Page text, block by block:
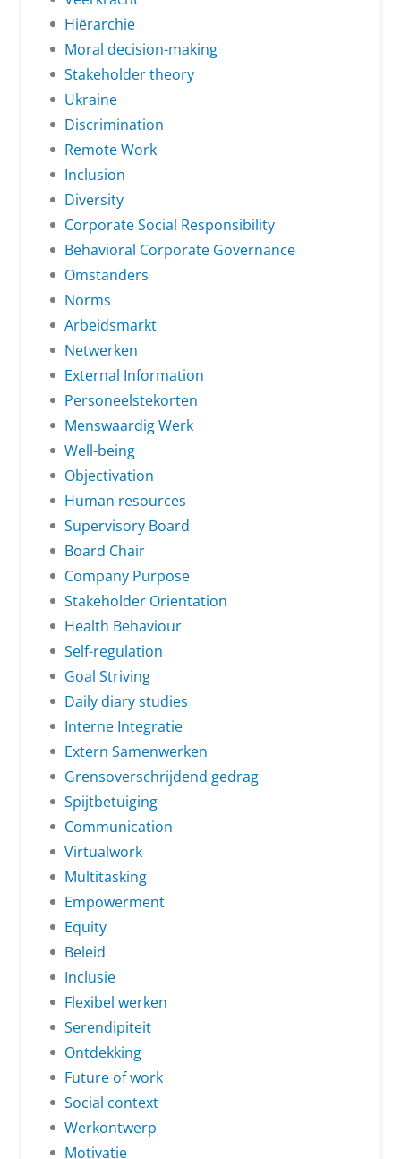
Hiërarchie
Moral decision-making
Stakeholder theory
Ukraine
Discrimination
Remote Work
Inclusion
Diversity
Corporate Social Responsibility
Behavioral Corporate Governance
Omstanders
Norms
Arbeidsmarkt
Netwerken
External Information
Personeelstekorten
Menswaardig Werk
Well-being
Objectivation
Human resources
Supervisory Board
Board Chair
Company Purpose
Stakeholder Orientation
Health Behaviour
Self-regulation
Goal Striving
Daily diary studies
Interne Integratie
Extern Samenwerken
Grensoverschrijdend gedrag
Spijtbetuiging
Communication
Virtualwork
Multitasking
Empowerment
Equity
Beleid
Inclusie
Flexibel werken
Serendipiteit
Ontdekking
Future of work
Social context
Werkontwerp
Motivatie